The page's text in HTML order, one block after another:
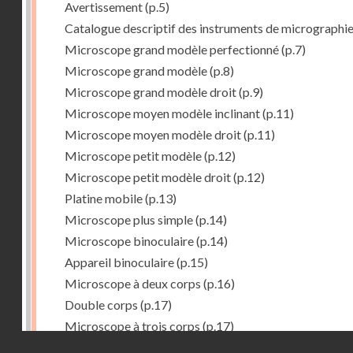
Avertissement(p.5)
Catalogue descriptif des instruments de micrographie
Microscope grand modèle perfectionné(p.7)
Microscope grand modèle(p.8)
Microscope grand modèle droit(p.9)
Microscope moyen modèle inclinant(p.11)
Microscope moyen modèle droit(p.11)
Microscope petit modèle(p.12)
Microscope petit modèle droit(p.12)
Platine mobile(p.13)
Microscope plus simple(p.14)
Microscope binoculaire(p.14)
Appareil binoculaire(p.15)
Microscope à deux corps (p.16)
Double corps (p.17)
Microscope à trois corps (p.17)